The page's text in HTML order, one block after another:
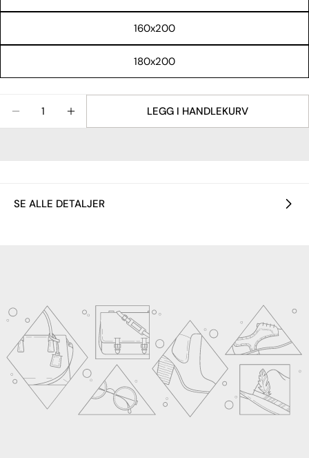
160x200
180x200
REDUSER ANTALLET FOR OVERMADRASS FRA
ØK ANTALLET FOR OVERMADRASS FRA
LEGG I HANDLEKURV
SE ALLE DETALJER